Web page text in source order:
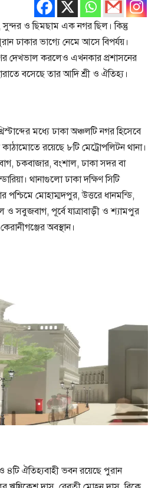
ও ছিমছাম এক নগর ছিল। কিন্তু
ঢাকার ভাগ্যে নেমে আসে বিপর্যয়।
দেখভাল করলেও এখনকার প্রশাসনের
বসেছে তার আদি শ্রী ও ঐতিহ্য।
মধ্যে ঢাকা অঞ্চলটি নগর হিসেবে
রয়েছে ৮টি মেট্রোপলিটন থানা।
চকবাজার, বংশাল, ঢাকা সদর বা
থানাগুলো ঢাকা দক্ষিণ সিটি
পশ্চিমে মোহাম্মদপুর, উত্তরে ধানমন্ডি,
ও সবুজবাগ, পূর্বে যাত্রাবাড়ী ও শ্যামপুর
অবস্থান।
৪টি ঐতিহ্যবাহী ভবন রয়েছে পুরান